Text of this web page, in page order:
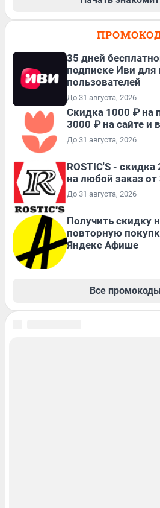
35 дней
подписке Иви
пользователей
До 31 августа, 2026
Скидка 1000 ₽ на
3000 ₽ на сайте и
До 31 августа, 2026
ROSTIC'S -
на любой заказ
До 31 августа, 2026
Получить скидку
повторную
Яндекс Афише
Все промокоды